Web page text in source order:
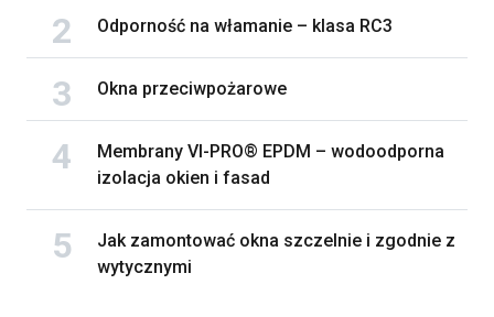
Odporność na włamanie – klasa RC3
Okna przeciwpożarowe
Membrany VI-PRO® EPDM – wodoodporna
izolacja okien i fasad
Jak zamontować okna szczelnie i zgodnie z
wytycznymi